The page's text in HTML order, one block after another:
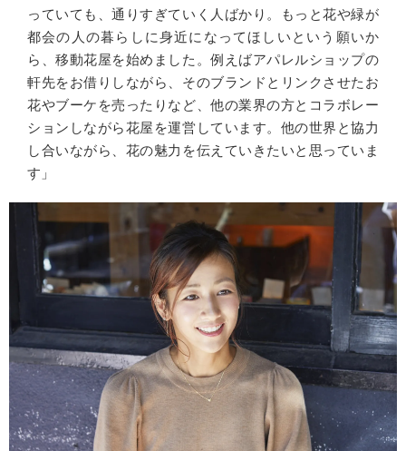
っていても、通りすぎていく人ばかり。もっと花や緑が
都会の人の暮らしに身近になってほしいという願いか
ら、移動花屋を始めました。例えばアパレルショップの
軒先をお借りしながら、そのブランドとリンクさせたお
花やブーケを売ったりなど、他の業界の方とコラボレー
ションしながら花屋を運営しています。他の世界と協力
し合いながら、花の魅力を伝えていきたいと思っていま
す」